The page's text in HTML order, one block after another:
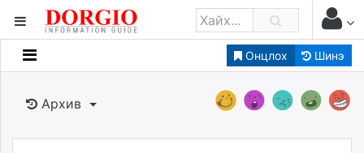
Онцлох Шинэ
Мэдээллийн
Банк санхүү
Бизнес ААН
Архив